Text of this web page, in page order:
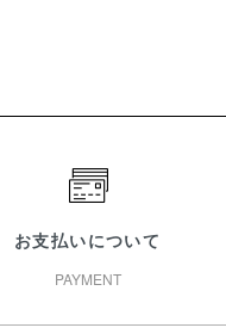
お支払いについて
PAYMENT